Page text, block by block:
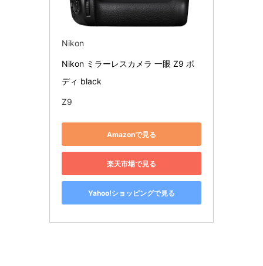
Nikon
Nikon ミラーレスカメラ 一眼 Z9 ボ
ディ black
Z9
Amazonで見る
楽天市場で見る
Yahoo!ショッピングで見る